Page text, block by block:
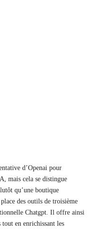
d’Openai pour
mais cela se distingue
qu’une boutique
des outils de troisième
Chatgpt. Il offre ainsi
en enrichissant les